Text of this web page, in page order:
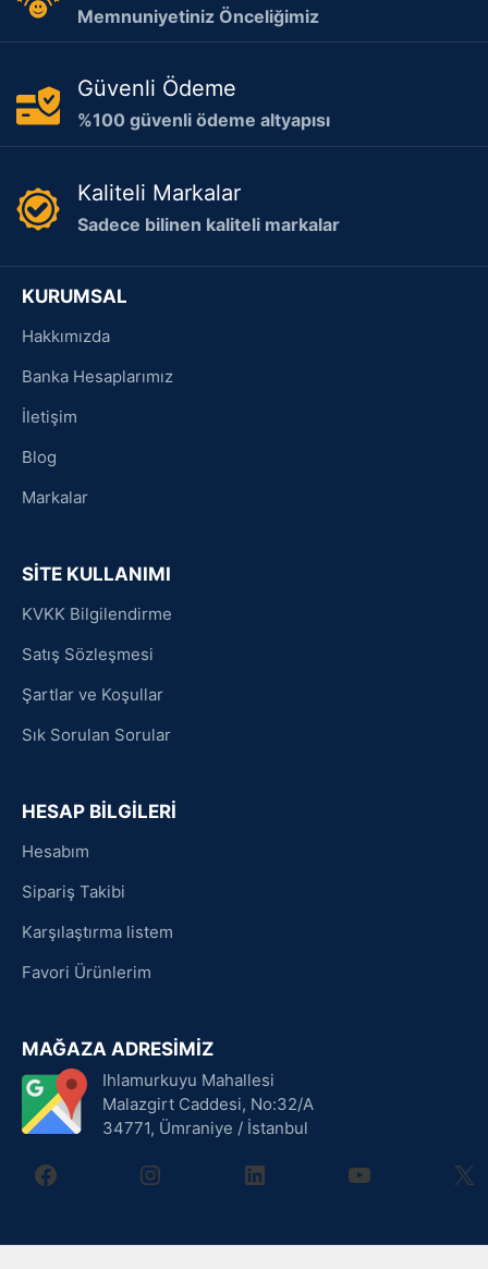
Memnuniyetiniz Önceliğimiz
Güvenli Ödeme
%100 güvenli ödeme altyapısı
Kaliteli Markalar
Sadece bilinen kaliteli markalar
KURUMSAL
Hakkımızda
Banka Hesaplarımız
İletişim
Blog
Markalar
SİTE KULLANIMI
KVKK Bilgilendirme
Satış Sözleşmesi
Şartlar ve Koşullar
Sık Sorulan Sorular
HESAP BİLGİLERİ
Hesabım
Sipariş Takibi
Karşılaştırma listem
Favori Ürünlerim
MAĞAZA ADRESİMİZ
Ihlamurkuyu Mahallesi
Malazgirt Caddesi, No:32/A
34771, Ümraniye / İstanbul
facebookinstagramlinkedin youtube X